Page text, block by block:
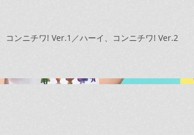
コンニチワ! Ver.1／ハーイ、コンニチワ! Ver.2